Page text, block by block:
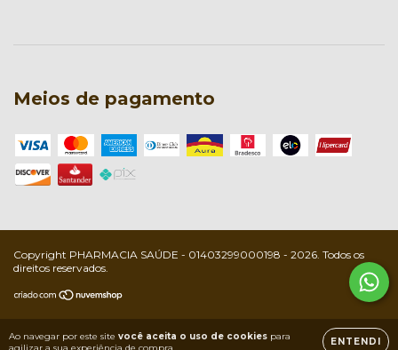
Ao navegar por este site você aceita o uso de cookies para
agilizar a sua experiência de compra.
ENTENDI
Meios de pagamento
Copyright PHARMACIA SAÚDE - 01403299000198 - 2026. Todos os
direitos reservados.